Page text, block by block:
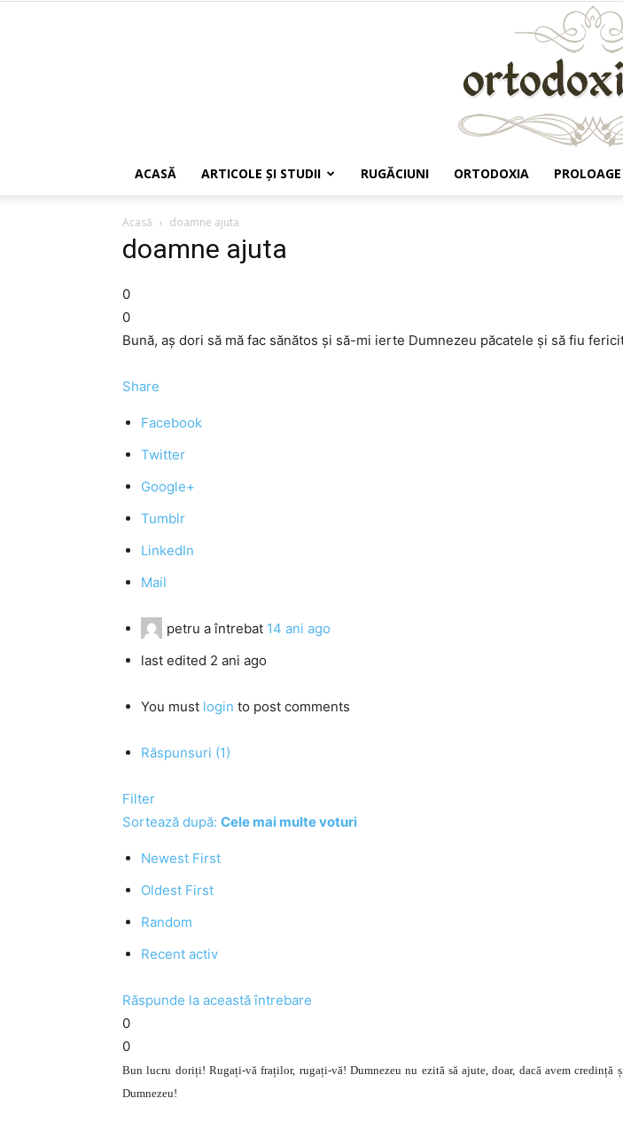
ACASĂ ARTICOLE ŞI STUDII RUGĂCIUNI ORTODOXIA PROLOAGE
Acasă doamne ajuta
doamne ajuta
0
0
Bună, aş dori să mă fac sănătos şi să-mi ierte Dumnezeu păcatele şi să fiu
Share
Facebook
Twitter
Google+
Tumblr
LinkedIn
Mail
petru a întrebat 14 ani ago
last edited 2 ani ago
You must login to post comments
Răspunsuri (1)
Filter
Sortează după: Cele mai multe voturi
Newest First
Oldest First
Random
Recent activ
Răspunde la această întrebare
0
0
Bun lucru doriți! Rugați-vă fraților, rugați-vă! Dumnezeu nu ezită să ajute, doar, dacă avem credință
Dumnezeu!